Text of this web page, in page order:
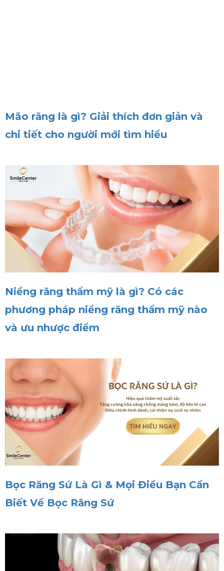
Mão răng là gì? Giải thích đơn giản và
chi tiết cho người mới tìm hiểu
Niềng răng thẩm mỹ là gì? Có các
phương pháp niềng răng thẩm mỹ nào
và ưu nhược điểm
Bọc Răng Sứ Là Gì & Mọi Điều Bạn Cần
Biết Về Bọc Răng Sứ